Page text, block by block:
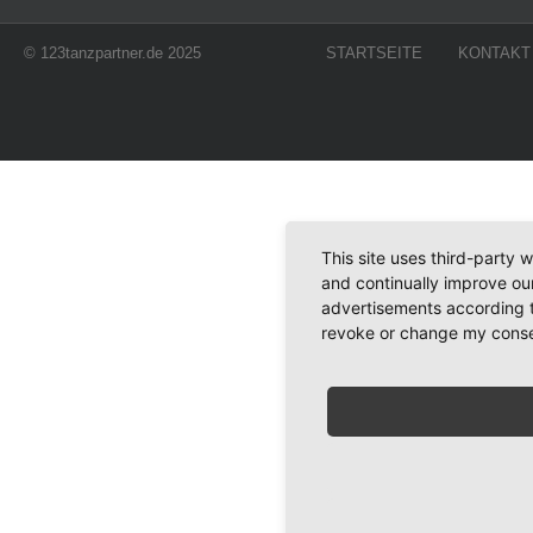
© 123tanzpartner.de 2025 STARTSEITE
This site uses third-party
and continually improve
advertisements according
revoke or change my